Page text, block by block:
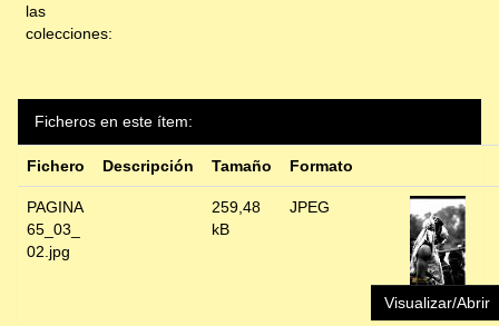
las
colecciones:
Ficheros en este ítem:
Fichero Descripción Tamaño Formato
PAGINA
65_03_
02.jpg
259,48
kB
JPEG
Visualizar/Abrir